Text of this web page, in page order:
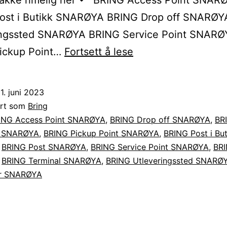
i Butikk SNARØYA BRING Drop off
SNARØYA BRING Service Point
Point… Fortsett å lese
eller
fra
SNARØYA
juni 2023
som Bring
Access Point SNARØYA, BRING Drop off SNARØYA,
, BRING Pickup Point SNARØYA, BRING Post i
BRING Post SNARØYA, BRING Service Point SNARØYA,
BRING Terminal SNARØYA, BRING Utleveringssted